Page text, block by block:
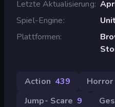
Letzte Aktualisierung
Spiel-Engine
Plattformen
Action 439 Horror
Jump- Scare 9